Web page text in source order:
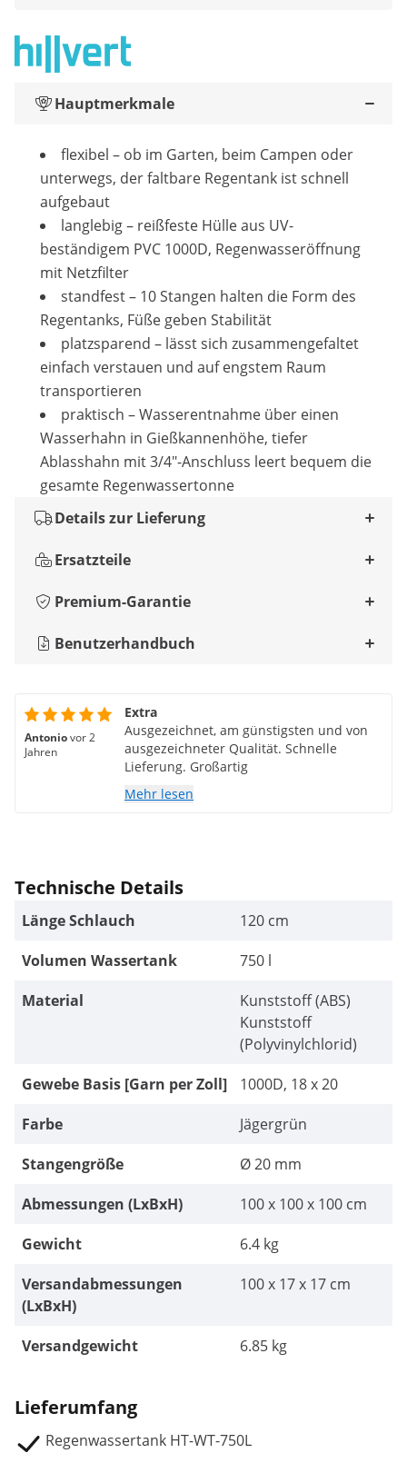
Hauptmerkmale
flexibel – ob im Garten, beim Campen oder
unterwegs, der faltbare Regentank ist schnell
aufgebaut
langlebig – reißfeste Hülle aus UV-
beständigem PVC 1000D, Regenwasseröffnung
mit Netzfilter
standfest – 10 Stangen halten die Form des
Regentanks, Füße geben Stabilität
platzsparend – lässt sich zusammengefaltet
einfach verstauen und auf engstem Raum
transportieren
praktisch – Wasserentnahme über einen
Wasserhahn in Gießkannenhöhe, tiefer
Ablasshahn mit 3/4"-Anschluss leert bequem die
gesamte Regenwassertonne
Details zur Lieferung
Ersatzteile
Premium-Garantie
Benutzerhandbuch
Antoniovor 2
Jahren
Extra
Ausgezeichnet, am günstigsten und von
ausgezeichneter Qualität. Schnelle
Lieferung. Großartig
Mehr lesen
Technische Details
Länge Schlauch
120 cm
Volumen Wassertank
750 l
Material
Kunststoff (ABS)
Kunststoff
(Polyvinylchlorid)
Gewebe Basis [Garn per Zoll]
1000D, 18 x 20
Farbe
Jägergrün
Stangengröße
Ø 20 mm
Abmessungen (LxBxH)
100 x 100 x 100 cm
Gewicht
6.4 kg
Versandabmessungen
(LxBxH)
100 x 17 x 17 cm
Versandgewicht 6.85 kg
Lieferumfang
Regenwassertank HT-WT-750L